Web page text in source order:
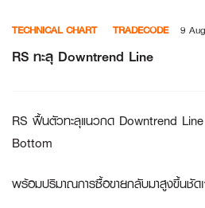
content
TECHNICAL CHART TRADECODE 9
RS ทะลุ Downtrend Line
RS ฟื้นตัวทะลุแนวกด Downtrend
Bottom
พร้อมปริมาณการซื้อขายกลับมาสูงขึ้นชัด